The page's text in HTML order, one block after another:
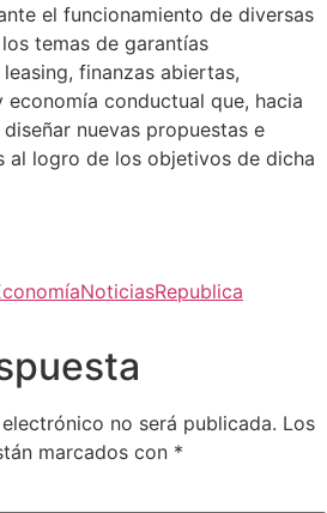
el funcionamiento de diversas
temas de garantías
finanzas abiertas,
economía conductual que, hacia
nuevas propuestas e
al logro de los objetivos de dicha
NoticiasRepublica
no será publicada. Los
marcados con *